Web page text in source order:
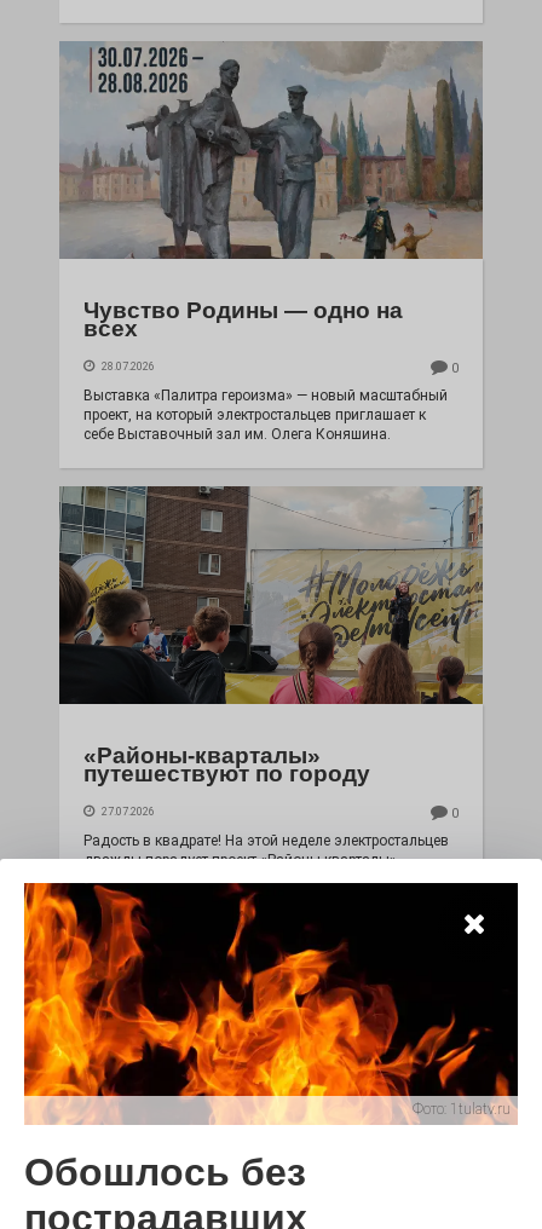
Чувство Родины — одно на
всех
28.07.2026 0
Выставка «Палитра героизма» — новый масштабный
проект, на который электростальцев приглашает к
себе Выставочный зал им. Олега Коняшина.
«Районы-кварталы»
путешествуют по городу
27.07.2026 0
Радость в квадрате! На этой неделе электростальцев
дважды порадует проект «Районы-кварталы».
100 футов под килем!
26.07.2026
Фото: 1tulatv.ru
Обошлось без
пострадавших